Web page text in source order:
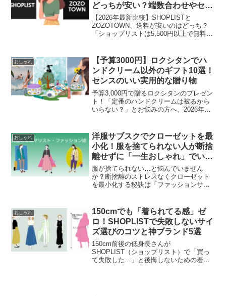
どっちが安い？端数合わせやセー
ルの違いも解説
【2026年最新比較】SHOPLISTと
ZOZOTOWN、送料が安いのはどっち？
「ショップリストは5,500円以上で無料」
でも安く買いたい人のために、クーポン
やセールを駆使した「実質最安値」での
買い分け術をプロが教えます。
おしゃれ
【予算3000円】ロクシタンでハ
ンドクリーム以外のギフト10選！
センスのいい実用的な贈り物
予算3,000円で贈るロクシタンのプレゼン
ト！「定番のハンドクリームは被るから
いらない？」とお悩みの方へ、2026年最
クリーム以外」の隠れた名作ギフトを厳
選してご紹介します。
おしゃれ
洋服サブスクでクローゼットを最
小化！服を捨てられない人が断捨
離せずに「一生おしゃれ」でいる
方法
服が捨てられない…と悩んでいません
か？断捨離のストレスなくクローゼット
を最小化する秘訣は「ファッションサブ
AnotherADdressなどの具体例を紹介。収
納に縛られない、身軽でオシャレな暮ら
しを始めましょう！
おしゃれ
150cmでも「着られてる感」ゼ
ロ！SHOPLISTで失敗しないサイ
ズ選びのコツと神ブランド5選
150cm前後の低身長さんが
SHOPLIST（ショップリスト）で「買っ
て失敗した…」と後悔しないための着こ